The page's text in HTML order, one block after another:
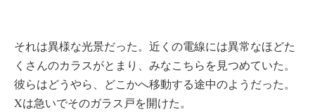
それは異様な光景だった。近くの電線には異常なほどた
くさんのカラスがとまり、みなこちらを見つめていた。
彼らはどうやら、どこかへ移動する途中のようだった。
Xは急いでそのガラス戸を開けた。